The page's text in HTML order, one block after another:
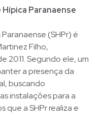
Paranaense
(SHPr) é
Filho,
2011. Segundo ele, um
a presença da
buscando
instalações para a
que a SHPr realiza e